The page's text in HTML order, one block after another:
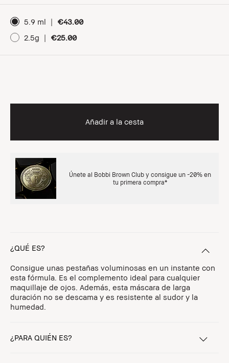
5.9 ml |
€43.00
2.5g
| €25.00
Añadir a la cesta
Únete al Bobbi Brown Club y consigue un -20% en
tu primera compra*
¿QUÉ ES?
Consigue unas pestañas voluminosas en un instante con
esta fórmula. Es el complemento ideal para cualquier
maquillaje de ojos. Además, esta máscara de larga
duración no se descama y es resistente al sudor y la
humedad.
¿PARA QUIÉN ES?